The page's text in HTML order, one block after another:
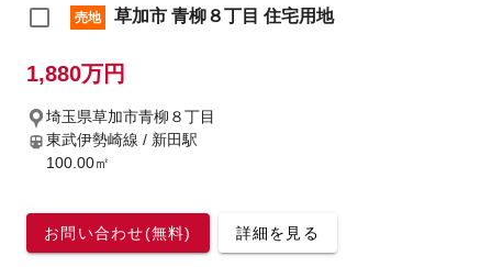
売地 草加市 青柳８丁目 住宅用地
1,880万円
埼玉県草加市青柳８丁目
東武伊勢崎線 / 新田駅
100.00㎡
お問い合わせ(無料) 詳細を見る